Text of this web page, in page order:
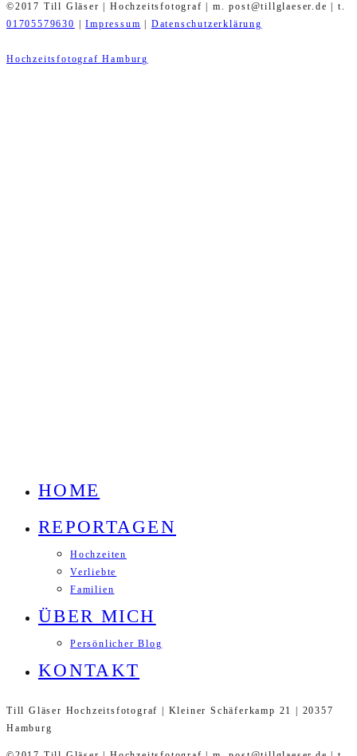
©2017 Till Gläser | Hochzeitsfotograf | m. post@tillglaeser.de | t.
01705579630
|Impressum Datenschutzerklärung
Hochzeitsfotograf Hamburg
HOME
REPORTAGEN
Hochzeiten
Verliebte
Familien
ÜBER MICH
Persönlicher Blog
KONTAKT
Till Gläser Hochzeitsfotograf | Kleiner Schäferkamp 21 | 20357
Hamburg